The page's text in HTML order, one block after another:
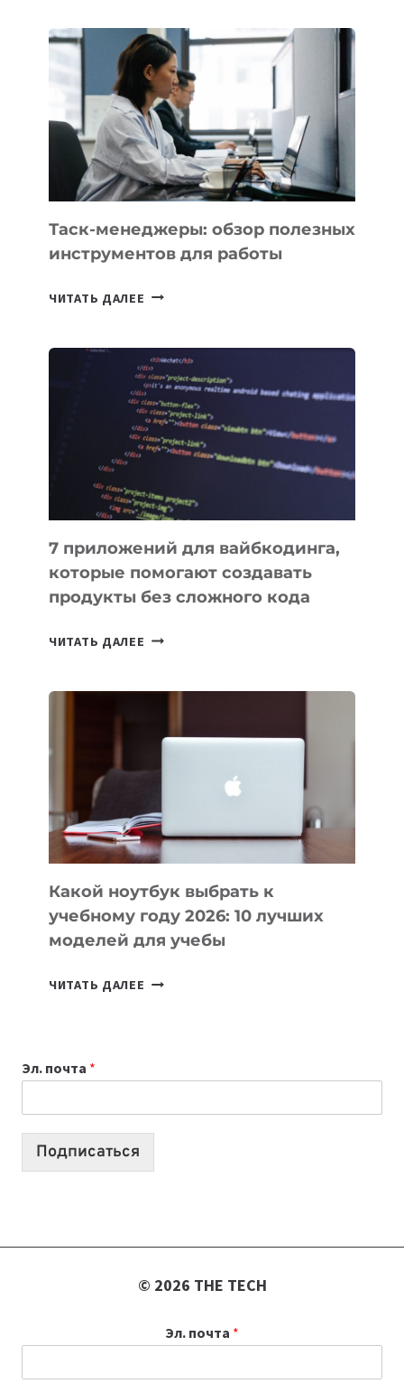
НОВЫЕ
ПРЕДМЕТЫ
ПО
ИСКУССТВЕННОМУ
ИНТЕЛЛЕКТУ
Таск-менеджеры: обзор полезных
инструментов для работы
ЧИТАТЬ ДАЛЕЕ ТАСК-
ПОЛЕЗНЫХ
ИНСТРУМЕНТОВ
ДЛЯ
РАБОТЫ
7 приложений для вайбкодинга,
которые помогают создавать
продукты без сложного кода
ЧИТАТЬ ДАЛЕЕ 7
ПОМОГАЮТ
СОЗДАВАТЬ
БЕЗ
СЛОЖНОГО
КОДА
Какой ноутбук выбрать к
учебному году 2026: 10 лучших
моделей для учебы
ЧИТАТЬ ДАЛЕЕ КАКОЙ
2026:
10
Эл. почта *
Подписаться
© 2026 THE TECH
Эл. почта *